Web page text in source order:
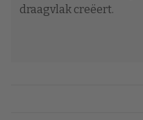
draagvlak creëert.